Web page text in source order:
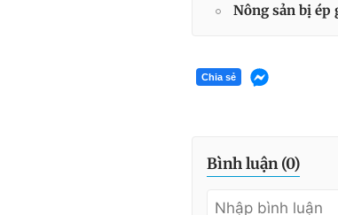
Nông sản bị ép
Chia sẻ
Bình luận (0)